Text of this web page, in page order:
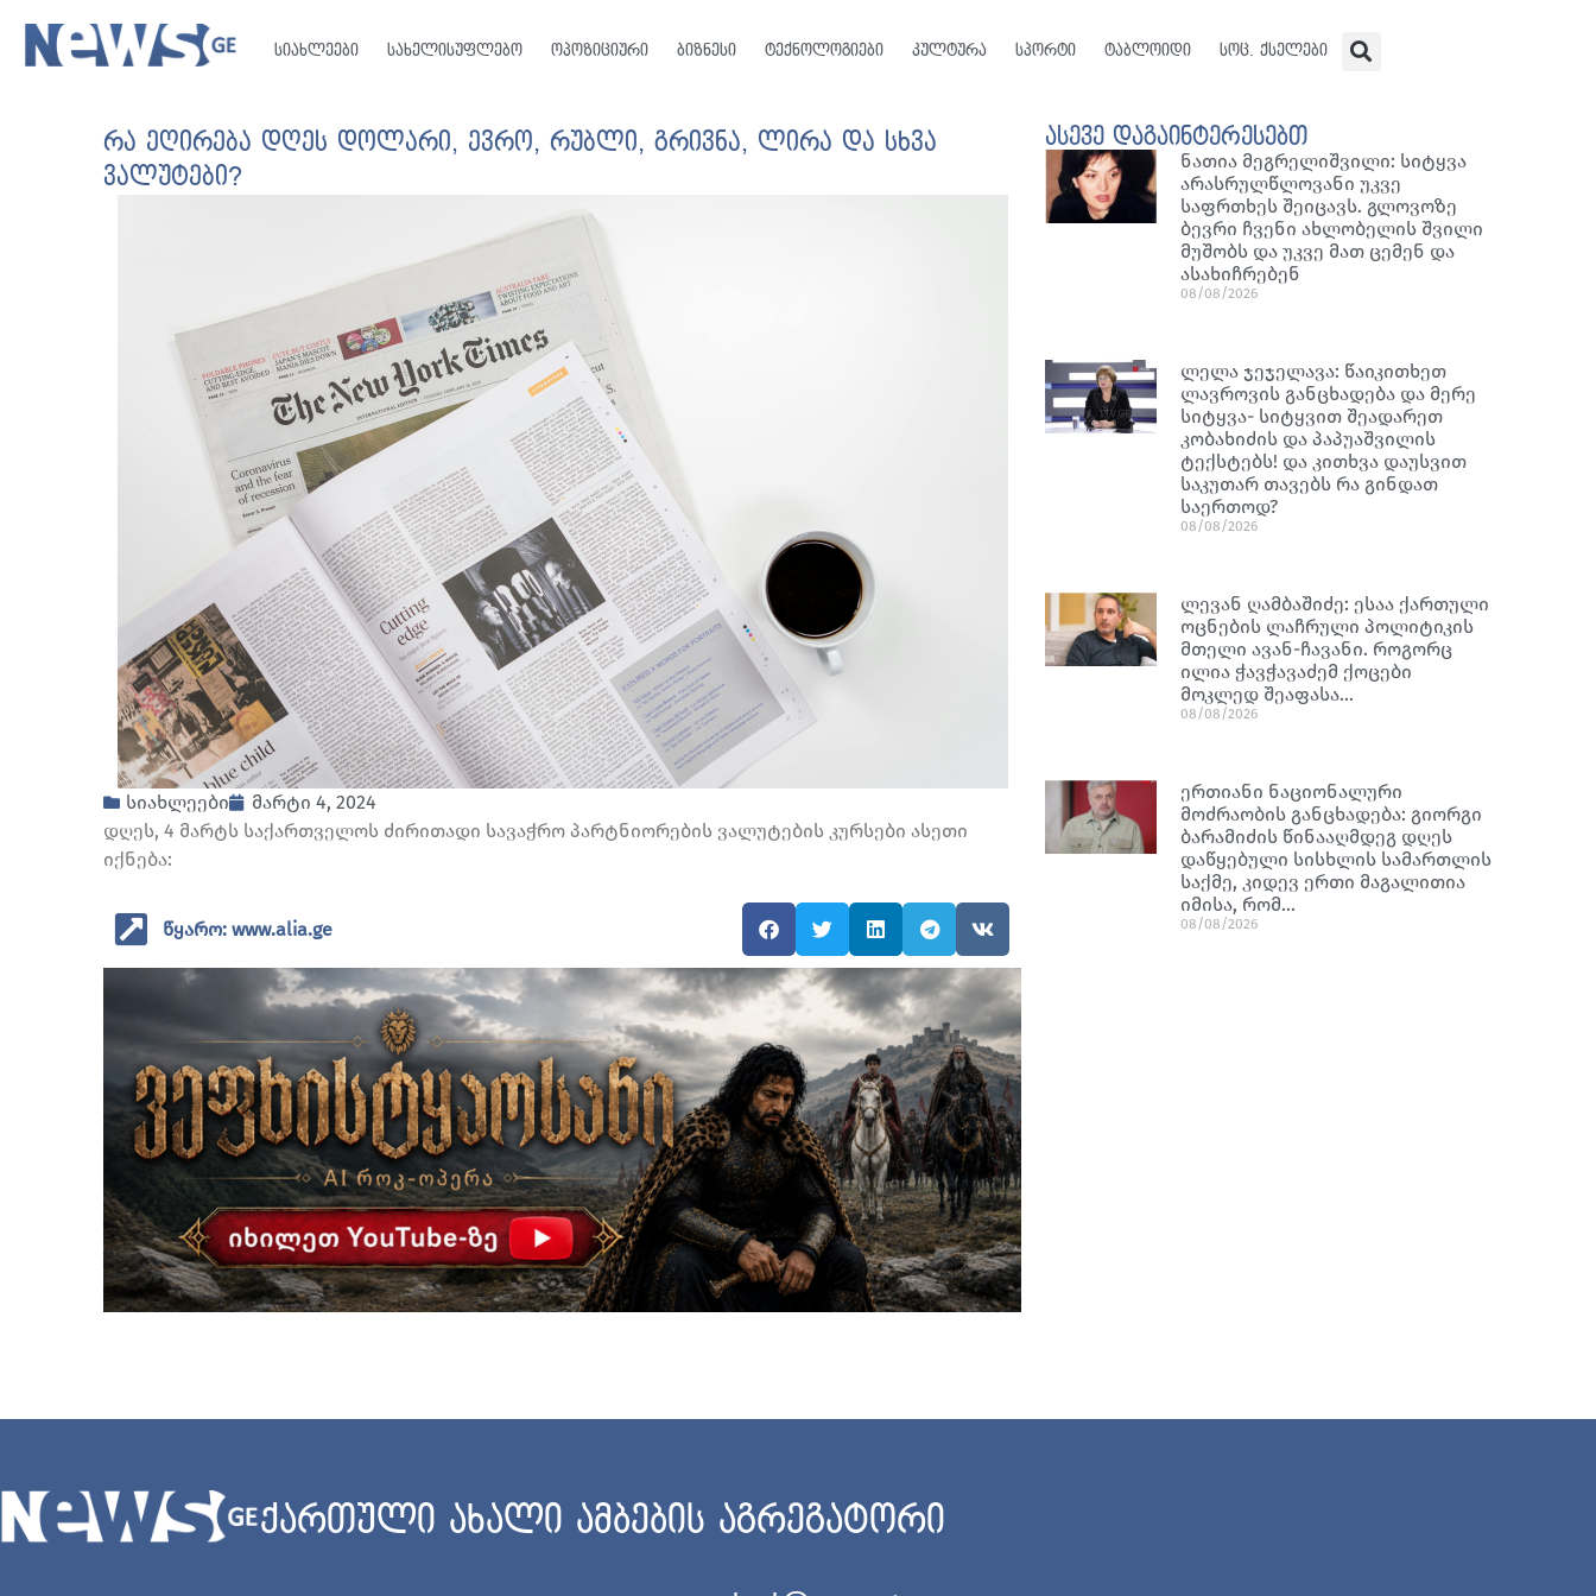
სიახლეები სახელისუფლებო ოპოზიციური ბიზნესი ტექნოლოგიები კულტურა სპორტი ტაბლოიდი სოც. ქსელები
რა ეღირება დღეს დოლარი, ევრო, რუბლი, გრივნა, ლირა და სხვა
ვალუტები?
სიახლეები
მარტი 4, 2024
დღეს, 4 მარტს საქართველოს ძირითადი სავაჭრო პარტნიორების ვალუტების კურსები ასეთი
იქნება:
წყარო: www.alia.ge
ასევე დაგაინტერესებთ
ნათია მეგრელიშვილი: სიტყვა
არასრულწლოვანი უკვე
საფრთხეს შეიცავს. გლოვოზე
ბევრი ჩვენი ახლობელის შვილი
მუშობს და უკვე მათ ცემენ და
ასახიჩრებენ
08/08/2026
ლელა ჯეჯელავა: წაიკითხეთ
ლავროვის განცხადება და მერე
სიტყვა- სიტყვით შეადარეთ
კობახიძის და პაპუაშვილის
ტექსტებს! და კითხვა დაუსვით
საკუთარ თავებს რა გინდათ
საერთოდ?
08/08/2026
ლევან ღამბაშიძე: ესაა ქართული
ოცნების ლაჩრული პოლიტიკის
მთელი ავან-ჩავანი. როგორც
ილია ჭავჭავაძემ ქოცები
მოკლედ შეაფასა…
08/08/2026
ერთიანი ნაციონალური
მოძრაობის განცხადება: გიორგი
ბარამიძის წინააღმდეგ დღეს
დაწყებული სისხლის სამართლის
საქმე, კიდევ ერთი მაგალითია
იმისა, რომ…
08/08/2026
ქართული ახალი ამბების აგრეგატორი